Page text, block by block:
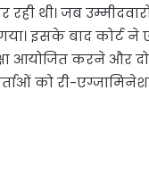
थी। जब उम्मीदवारों
इसके बाद कोर्ट ने
आयोजित करने और
को री-